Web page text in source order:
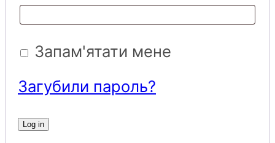
Запам'ятати мене
Загубили пароль?
Log in